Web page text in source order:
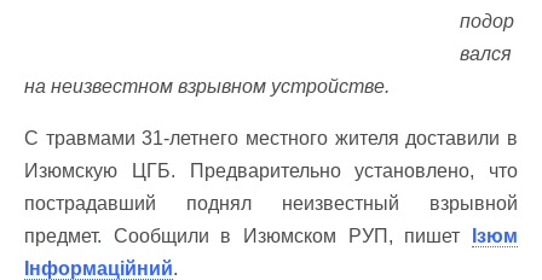
подор
вался
на неизвестном взрывном устройстве.
С травмами 31-летнего местного жителя доставили в
Изюмскую ЦГБ. Предварительно установлено, что
пострадавший поднял неизвестный взрывной
предмет. Сообщили в Изюмском РУП, пишет
Ізюм
Інформаційний.